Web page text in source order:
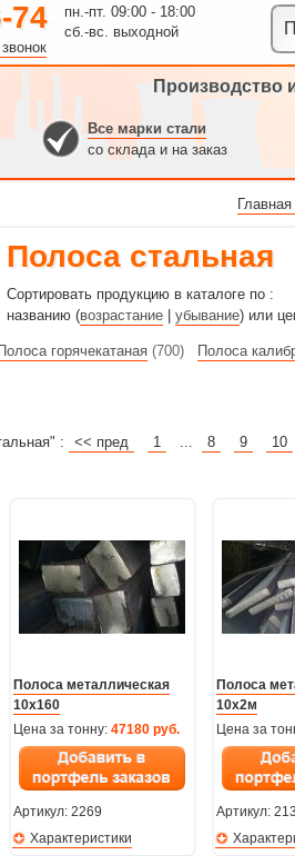
74
пн.-пт. 09:00 - 18:00
сб.-вс. выходной
Производство
Все марки стали
со склада и на заказ
Полоса стальная
Сортировать продукцию в каталоге по :
названию (возрастание убывание) или
Полоса горячекатаная (700) Полоса
: << пред 1 ... 8 9 10
Полоса металлическая
10х160
Цена за тонну: 47180 руб.
Артикул: 2269
Характеристики
Полоса
10х2м
Цена за
Артикул: